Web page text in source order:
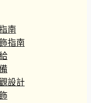
南
指南
設計